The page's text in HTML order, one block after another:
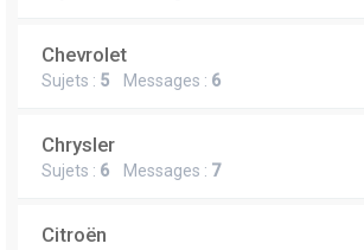
Chevrolet
Sujets : 5 Messages : 6
Chrysler
Sujets : 6 Messages : 7
Citroën